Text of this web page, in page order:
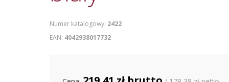
Numer katalogowy: 2422
EAN: 4042938017732